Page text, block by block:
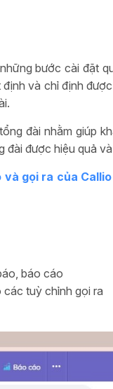
bước cài đặt
và chỉ định
đài nhằm giúp
được hiệu quả
và gọi ra của Callio
báo cáo
tuỳ chỉnh gọi ra